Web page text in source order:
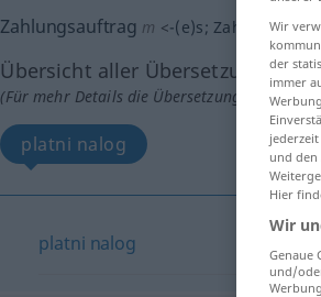
Zahlungsauftrag m <-(e)s;
Übersicht aller Übersetzungen
(Für mehr Details die Übersetzung
platni nalog
platni nalog
Wir
der
immer
und den
Hier
Wir
Genaue
und/